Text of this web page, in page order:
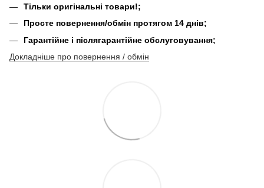
Тільки оригінальні товари!;
Просте повернення/обмін протягом 14 днів;
Гарантійне і післягарантійне обслуговування;
Докладніше про повернення / обмін